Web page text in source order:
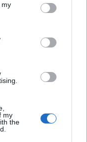
my
my
the
ΚΑΤΗΓΟΡΊΑ
των Φιλιών» της
- 02:00